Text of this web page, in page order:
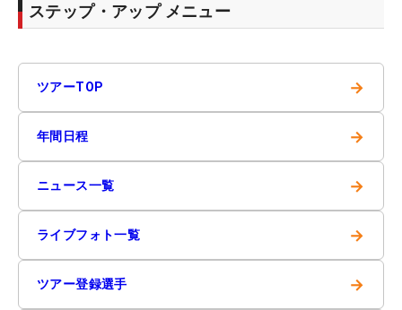
ステップ・アップ メニュー
ツアーTOP →
年間日程 →
ニュース一覧 →
ライブフォト一覧 →
ツアー登録選手 →